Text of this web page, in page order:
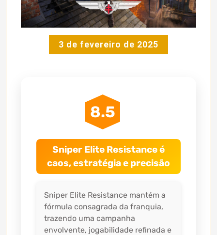
3 de fevereiro de 2025
8.5
Sniper Elite Resistance é
caos, estratégia e precisão
Sniper Elite Resistance mantém a
fórmula consagrada da franquia,
trazendo uma campanha
envolvente, jogabilidade refinada e